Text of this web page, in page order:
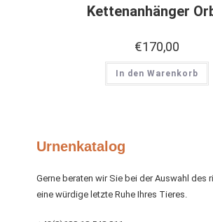
Kettenanhänger
€170,00
In den Warenkorb
Urnenkatalog
Gerne beraten wir Sie bei der Auswahl des
eine würdige letzte Ruhe Ihres Tieres.